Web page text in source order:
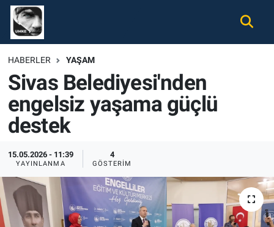
HABERLER YAŞAM
Sivas Belediyesi'nden
engelsiz yaşama güçlü
destek
15.05.2026 - 11:39
YAYINLANMA
4
GÖSTERIM
Gündem
Ekonomi
Spor
Tüm Haberler
İletişim
Nöbetçi Eczaneler
Hava Durumu
Namaz Vakitleri
Süper Lig Puan Durumu ve Fikstür
Tüm Manşetler